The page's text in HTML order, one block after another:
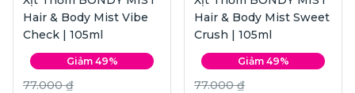
Hair & Body Mist Vibe
Check | 105ml
Giảm 49%
77.000 ₫
Hair & Body Mist Sweet
Crush | 105ml
Giảm 49%
77.000 ₫